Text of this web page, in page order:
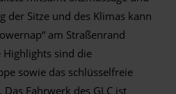
der Sitze und des Klimas kann
am Straßenrand
sind die
sowie das schlüsselfreie
Fahrwerk des GLC ist